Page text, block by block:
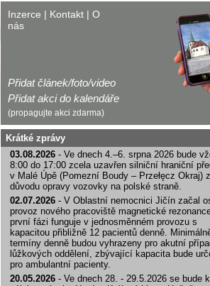
Inzerce | Kontakt | O
nás
Přidat článek/foto/video
Přidat akci do kalendáře
(propagujte akci zdarma)
Krátké zprávy
03.08.2026 - Ve dnech 4.–6. srpna 2026 bude
8:00 do 17:00 zcela uzavřen silniční hraniční
v Malé Úpě (Pomezní Boudy – Przełęcz Okraj) z
důvodu opravy vozovky na polské straně.
02.07.2026 - V Oblastní nemocnici Jičín začal
provoz nového pracoviště magnetické
první fázi funguje v jednosměnném provozu s
kapacitou přibližně 12 pacientů denně.
termíny denně budou vyhrazeny pro akutní
lůžkových oddělení, zbývající kapacita bude
pro ambulantní pacienty.
20.05.2026 - Ve dnech 28. - 29.5.2026 se bude